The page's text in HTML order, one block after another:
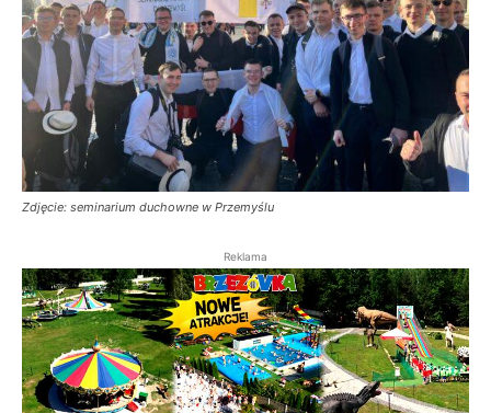
Zdjęcie: seminarium duchowne w Przemyślu
Reklama